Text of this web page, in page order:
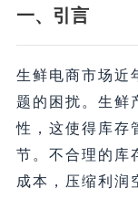
一、引言
生鲜电商市场近
题的困扰。生鲜
性，这使得库存
节。不合理的库
成本，压缩利